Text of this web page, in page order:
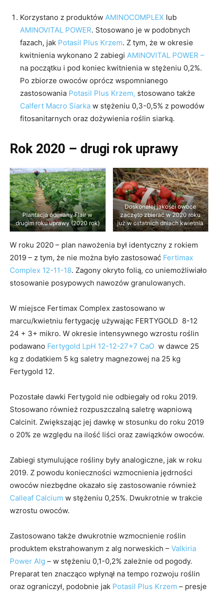
Korzystano z produktów AMINOCOMPLEX lub
AMINOVITAL POWER. Stosowano je w podobnych
fazach, jak Potasil Plus Krzem. Z tym, że w okresie
kwitnienia wykonano 2 zabiegi AMINOVITAL POWER –
na początku i pod koniec kwitnienia w stężeniu 0,2%.
Po zbiorze owoców oprócz wspomnianego
zastosowania Potasil Plus Krzem, stosowano także
Calfert Macro Siarka w stężeniu 0,3-0,5% z powodów
fitosanitarnych oraz dożywienia roślin siarką.
Rok 2020 – drugi rok uprawy
Plantacja odmiany Flair w
drugim roku uprawy (2020 rok)
Doskonałej jakości owoce
zaczęto zbierać w 2020 roku
już w ostatnich dniach kwietnia
W roku 2020 – plan nawożenia był identyczny z rokiem
2019 – z tym, że nie można było zastosować Fertimax
Complex 12-11-18. Zagony okryto folią, co uniemożliwiało
stosowanie posypowych nawozów granulowanych.
W miejsce Fertimax Complex zastosowano w
marcu/kwietniu fertygację używając FERTYGOLD 8-12
24 + 3+ mikro. W okresie intensywnego wzrostu roślin
podawano Fertygold LpH 12-12-27+7 CaO w dawce 25
kg z dodatkiem 5 kg saletry magnezowej na 25 kg
Fertygold 12.
Pozostałe dawki Fertygold nie odbiegały od roku 2019.
Stosowano również rozpuszczalną saletrę wapniową
Calcinit. Zwiększając jej dawkę w stosunku do roku 2019
o 20% ze względu na ilość liści oraz zawiązków owoców.
Zabiegi stymulujące rośliny były analogiczne, jak w roku
2019. Z powodu konieczności wzmocnienia jędrności
owoców niezbędne okazało się zastosowanie również
Calleaf Calcium w stężeniu 0,25%. Dwukrotnie w trakcie
wzrostu owoców.
Zastosowano także dwukrotnie wzmocnienie roślin
produktem ekstrahowanym z alg norweskich – Valkiria
Power Alg – w stężeniu 0,1-0,2% zależnie od pogody.
Preparat ten znacząco wpłynął na tempo rozwoju roślin
oraz ograniczył, podobnie jak Potasil Plus Krzem – presje